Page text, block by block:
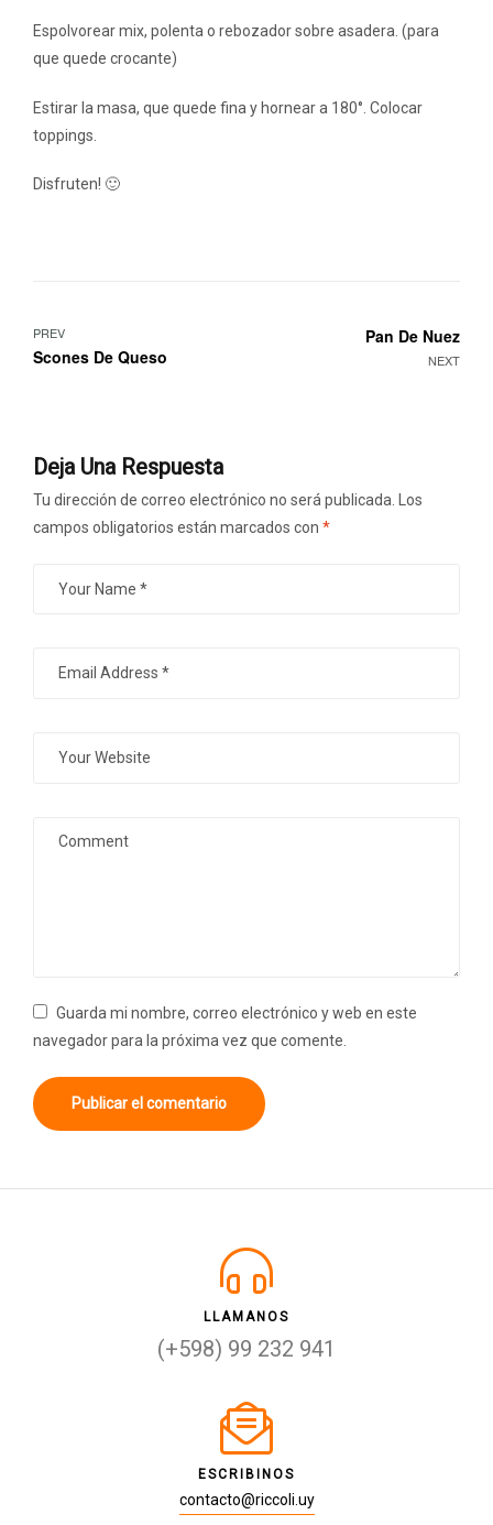
Espolvorear mix, polenta o rebozador sobre asadera. (para
que quede crocante)
Estirar la masa, que quede fina y hornear a 180°. Colocar
toppings.
Disfruten! 🙂
PREV
Scones De Queso NEXT
Pan De Nuez
Deja Una Respuesta
Tu dirección de correo electrónico no será publicada. Los
campos obligatorios están marcados con *
Guarda mi nombre, correo electrónico y web en este
navegador para la próxima vez que comente.
LLAMANOS
(+598) 99 232 941
ESCRIBINOS
contacto@riccoli.uy